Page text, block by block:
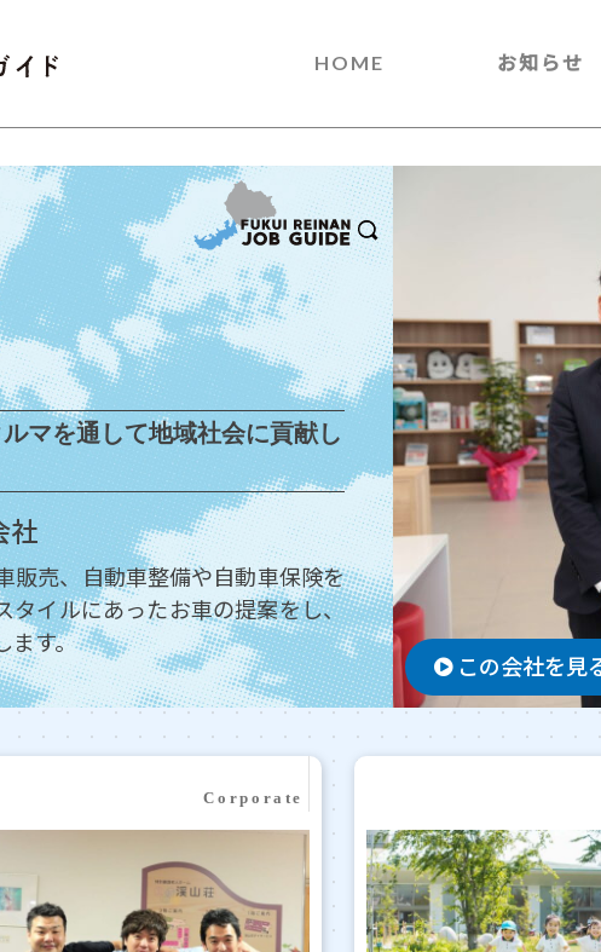
HOME お知らせ
マを通して地域社会に貢献し
社
販売、自動車整備や自動車保険を
タイルにあったお車の提案をし、
ます。
この会社を見